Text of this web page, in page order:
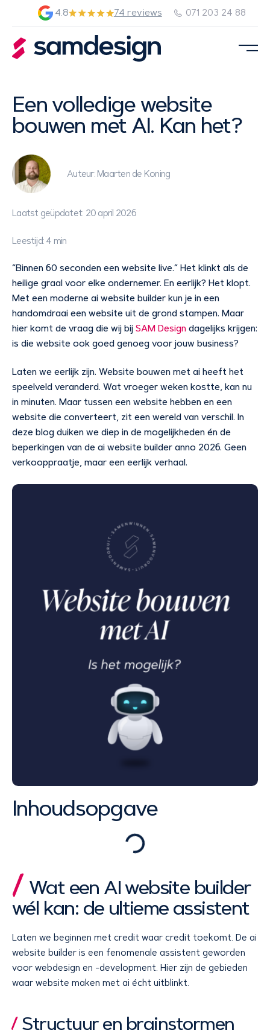
4.8 74 reviews 071 203 24 88
Een volledige website
bouwen met AI. Kan het?
Auteur: Maarten de Koning
Laatst geüpdatet: 20 april 2026
Leestijd: 4 min
“Binnen 60 seconden een website live.” Het klinkt als de
heilige graal voor elke ondernemer. En eerlijk? Het klopt.
Met een moderne ai website builder kun je in een
handomdraai een website uit de grond stampen. Maar
hier komt de vraag die wij bij SAM Design dagelijks krijgen:
is die website ook goed genoeg voor jouw business?
Laten we eerlijk zijn. Website bouwen met ai heeft het
speelveld veranderd. Wat vroeger weken kostte, kan nu
in minuten. Maar tussen een website hebben en een
website die converteert, zit een wereld van verschil. In
deze blog duiken we diep in de mogelijkheden én de
beperkingen van de ai website builder anno 2026. Geen
verkooppraatje, maar een eerlijk verhaal.
Inhoudsopgave
Wat een AI website builder
wél kan: de ultieme assistent
Laten we beginnen met credit waar credit toekomt. De ai
website builder is een fenomenale assistent geworden
voor webdesign en -development. Hier zijn de gebieden
waar website maken met ai écht uitblinkt.
Structuur en brainstormen